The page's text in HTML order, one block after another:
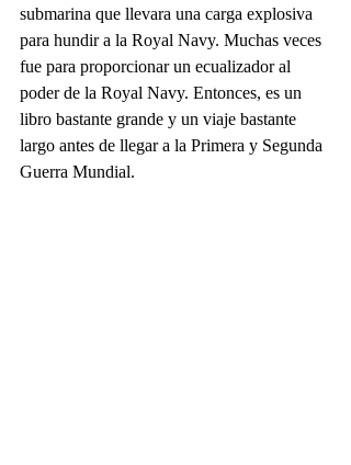
submarina que llevara una carga explosiva
para hundir a la Royal Navy. Muchas veces
fue para proporcionar un ecualizador al
poder de la Royal Navy. Entonces, es un
libro bastante grande y un viaje bastante
largo antes de llegar a la Primera y Segunda
Guerra Mundial.